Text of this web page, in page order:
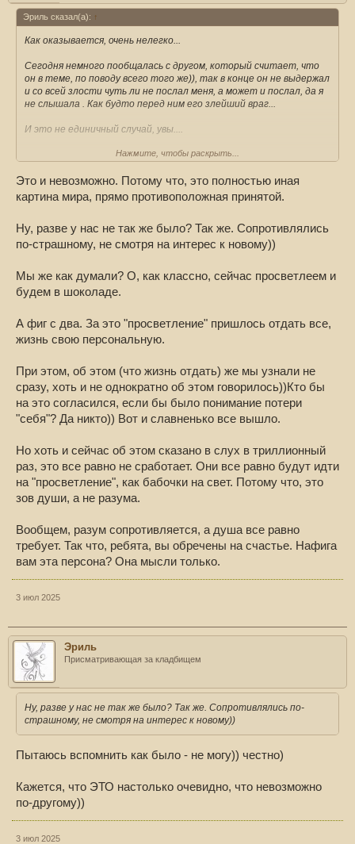
Эриль сказал(а): ↑
Как оказывается, очень нелегко...
Сегодня немного пообщалась с другом, который считает, что
он в теме, по поводу всего того же)), так в конце он не выдержал
и со всей злости чуть ли не послал меня, а может и послал, да я
не слышала . Как будто перед ним его злейший враг...
И это не единичный случай, увы....
Так сами же спрашивают, я никому не навязываюсь))
Немного в шоке, неужели это действительно так трудно
принять?
Нажмите, чтобы раскрыть...
Это и невозможно. Потому что, это полностью иная
картина мира, прямо противоположная принятой.
Ну, разве у нас не так же было? Так же. Сопротивлялись
по-страшному, не смотря на интерес к новому))
Мы же как думали? О, как классно, сейчас просветлеем и
будем в шоколаде.
А фиг с два. За это "просветление" пришлось отдать все,
жизнь свою персональную.
При этом, об этом (что жизнь отдать) же мы узнали не
сразу, хоть и не однократно об этом говорилось))Кто бы
на это согласился, если бы было понимание потери
"себя"? Да никто)) Вот и славненько все вышло.
Но хоть и сейчас об этом сказано в слух в триллионный
раз, это все равно не сработает. Они все равно будут идти
на "просветление", как бабочки на свет. Потому что, это
зов души, а не разума.
Вообщем, разум сопротивляется, а душа все равно
требует. Так что, ребята, вы обречены на счастье. Нафига
вам эта персона? Она мысли только.
3 июл 2025
Эриль
Присматривающая за кладбищем
Ну, разве у нас не так же было? Так же. Сопротивлялись по-
страшному, не смотря на интерес к новому))
Пытаюсь вспомнить как было - не могу)) честно)
Кажется, что ЭТО настолько очевидно, что невозможно
по-другому))
3 июл 2025